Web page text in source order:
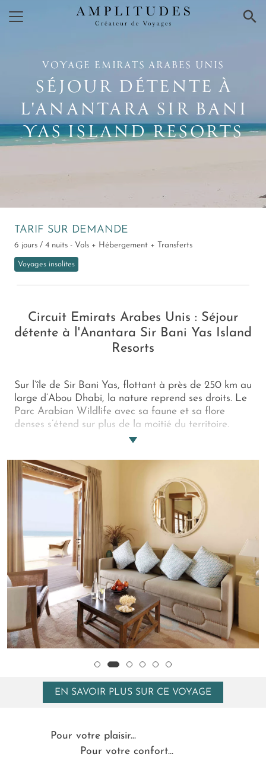
×
VOYAGE EMIRATS ARABES UNIS
SÉJOUR DÉTENTE À
L'ANANTARA SIR BANI
YAS ISLAND RESORTS
TARIF SUR DEMANDE
6 jours / 4 nuits - Vols + Hébergement + Transferts
Voyages insolites
Circuit Emirats Arabes Unis : Séjour
détente à l'Anantara Sir Bani Yas Island
Resorts
Sur l’île de Sir Bani Yas, flottant à près de 250 km au
large d’Abou Dhabi, la nature reprend ses droits. Le
Parc Arabian Wildlife avec sa faune et sa flore
denses s’étend sur plus de la moitié du territoire.
Ranimez votre âme d’explorateur et partagez de
vtt, randonnées terrestres ou sous-marines, sports
nautiques….) ou enclenchez le mode farniente face à
ces somptueux paysages indomptables.
EN SAVOIR PLUS SUR CE VOYAGE
Pour votre plaisir...
Pour votre confort...